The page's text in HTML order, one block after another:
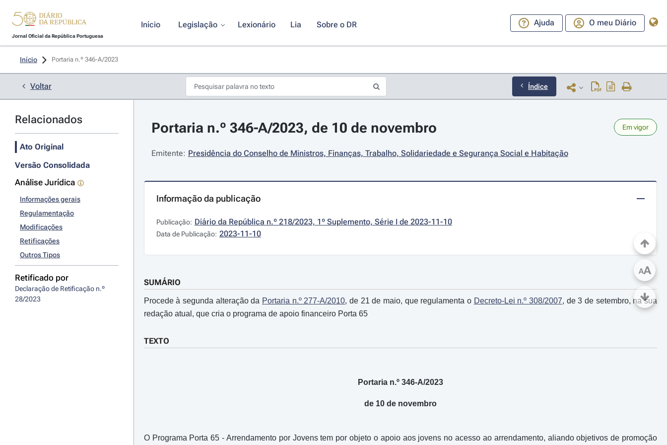
Jornal Oficial da República Portuguesa
Início Legislação Lexionário Lia Sobre o DR Ajuda O meu Diário
Início Portaria n.º 346-A/2023
Voltar Índice
Relacionados
Ato Original
Versão Consolidada
Análise Jurídica
Informações gerais
Regulamentação
Modificações
Retificações
Outros Tipos
Retificado por
Declaração de Retificação n.º
28/2023
Portaria n.º 346-A/2023, de 10 de novembro Em vigor
Emitente: Presidência do Conselho de Ministros, Finanças, Trabalho, Solidariedade e Segurança Social e Habitação
Informação da publicação
Publicação: Diário da República n.º 218/2023, 1º Suplemento, Série I de 2023-11-10
Data de Publicação: 2023-11-10
SUMÁRIO
Procede à segunda alteração da Portaria n.º 277-A/2010, de 21 de maio, que regulamenta o Decreto-Lei n.º 308/2007, de 3 de setembro, na sua
redação atual, que cria o programa de apoio financeiro Porta 65
TEXTO
Portaria n.º 346-A/2023
de 10 de novembro
O Programa Porta 65 - Arrendamento por Jovens tem por objeto o apoio aos jovens no acesso ao arrendamento, aliando objetivos de promoção
AA